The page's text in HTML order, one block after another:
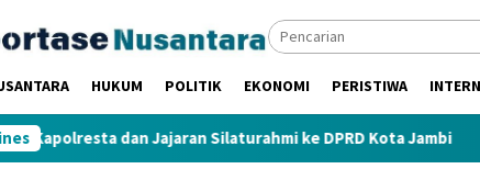
HUKUM POLITIK EKONOMI PERISTIWA
Jajaran Silaturahmi ke DPRD Kota Jambi Sekolah